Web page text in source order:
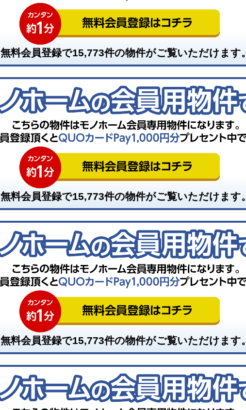
無料会員登録で15,773件の物件がご覧いただけます。
無料会員登録で15,773件の物件がご覧いただけます。
無料会員登録で15,773件の物件がご覧いただけます。